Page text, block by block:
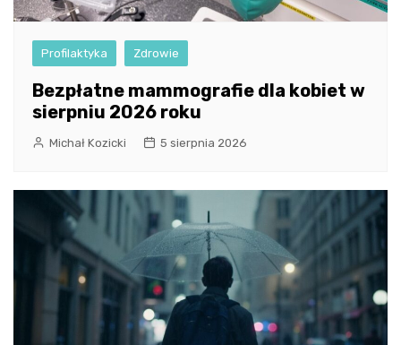
Profilaktyka Zdrowie
Bezpłatne mammografie dla kobiet w
sierpniu 2026 roku
Michał Kozicki 5 sierpnia 2026